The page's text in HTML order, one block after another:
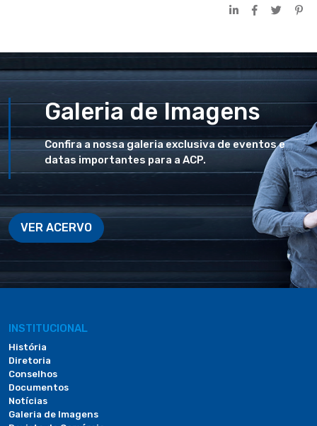
Galeria de Imagens
Confira a nossa galeria exclusiva de eventos e
datas importantes para a ACP.
VER ACERVO
INSTITUCIONAL
História
Diretoria
Conselhos
Documentos
Notícias
Galeria de Imagens